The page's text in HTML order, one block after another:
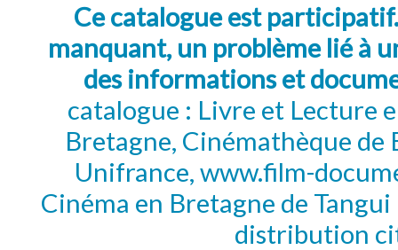
Ce catalogue est
manquant, un problème lié à
des informations et
catalogue : Livre et Lecture
Bretagne, Cinémathèque de
Unifrance, www.film-
Cinéma en Bretagne de
distribution